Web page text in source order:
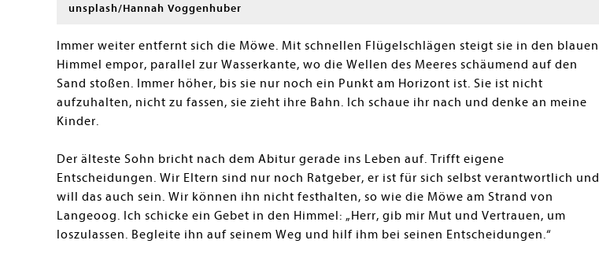
unsplash/Hannah Voggenhuber
Immer weiter entfernt sich die Möwe. Mit schnellen Flügelschlägen steigt sie in den blauen
Himmel empor, parallel zur Wasserkante, wo die Wellen des Meeres schäumend auf den
Sand stoßen. Immer höher, bis sie nur noch ein Punkt am Horizont ist. Sie ist nicht
aufzuhalten, nicht zu fassen, sie zieht ihre Bahn. Ich schaue ihr nach und denke an meine
Kinder.
Der älteste Sohn bricht nach dem Abitur gerade ins Leben auf. Trifft eigene
Entscheidungen. Wir Eltern sind nur noch Ratgeber, er ist für sich selbst verantwortlich und
will das auch sein. Wir können ihn nicht festhalten, so wie die Möwe am Strand von
Langeoog. Ich schicke ein Gebet in den Himmel: „Herr, gib mir Mut und Vertrauen, um
loszulassen. Begleite ihn auf seinem Weg und hilf ihm bei seinen Entscheidungen.“